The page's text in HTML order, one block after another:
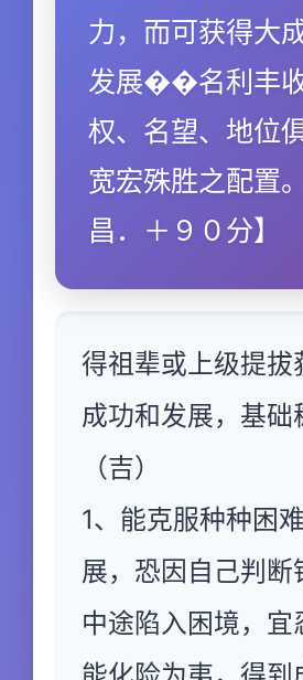
力，而可获得大
发展��名利丰
权、名望、地位
宽宏殊胜之配置
昌．＋９０分】
得祖辈或上级提拔
成功和发展，基础
（吉）
1、能克服种种困
展，恐因自己判断
中途陷入困境，宜